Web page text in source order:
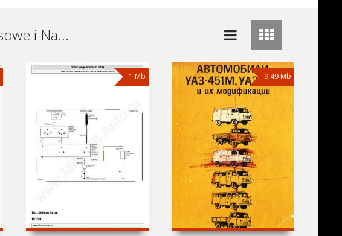
Minibusy Instrukcje Obsługi, Książki Serwisowe i Naprawy Download - Pobierz za Darmo
1 Mb 9,49 Mb